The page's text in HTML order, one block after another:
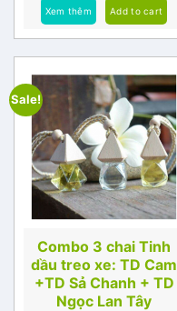
Xem thêm Add to cart
Sale!
Combo 3 chai Tinh
dầu treo xe: TD Cam
+TD Sả Chanh + TD
Ngọc Lan Tây